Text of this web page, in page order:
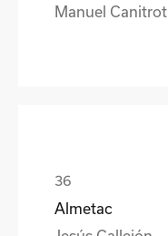
Manuel Canitrot
Almetac